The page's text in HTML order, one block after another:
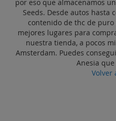
por eso que almacenamos
Seeds. Desde autos hasta
contenido de thc de puro
mejores lugares para
nuestra tienda, a pocos
Amsterdam. Puedes
Anesia
Volver